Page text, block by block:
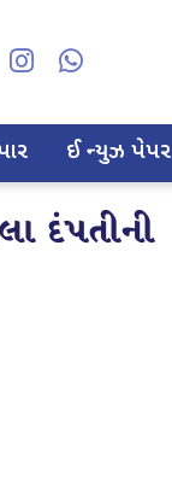
ઈ ન્યુઝ પેપર
દંપતીની